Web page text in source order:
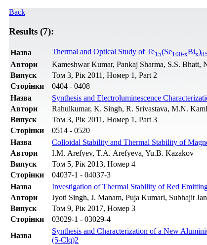
Back
Results (7):
Назва Thermal and Optical Study of Te15(Se100-xBix)85
Автори
Kameshwar Kumar, Pankaj Sharma, S.S. Bhatt,
Випуск
Том 3, Рік 2011, Номер 1, Part 2
Сторінки
0404 - 0408
Назва
Synthesis and Electroluminescence
Автори
Rahulkumar, K. Singh, R. Srivastava, M.N.
Випуск
Том 3, Рік 2011, Номер 1, Part 3
Сторінки
0514 - 0520
Назва
Colloidal Stability and Thermal Stability of
Автори
I.M. Arefyev, T.A. Arefyeva, Yu.B. Kazakov
Випуск
Том 5, Рік 2013, Номер 4
Сторінки
04037-1 - 04037-3
Назва
Investigation of Thermal Stability of Red
Автори
Jyoti Singh, J. Manam, Puja Kumari, Subhajit
Випуск
Том 9, Рік 2017, Номер 3
Сторінки
03029-1 - 03029-4
Назва
Synthesis and Characterization of a New
(5-Clq)2